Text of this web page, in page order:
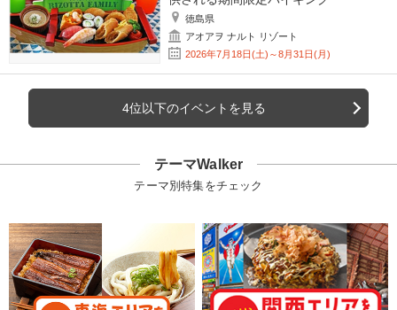
徳島県
アオアヲ ナルト リゾート
2026年7月18日(土)～8月31日(月)
4位以下のイベントを見る
テーマWalker
テーマ別特集をチェック